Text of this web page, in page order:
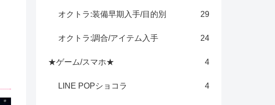
オクトラ:装備早期入手/目的別 29
オクトラ:調合/アイテム入手 24
★ゲーム/スマホ★ 4
LINE POPショコラ 4